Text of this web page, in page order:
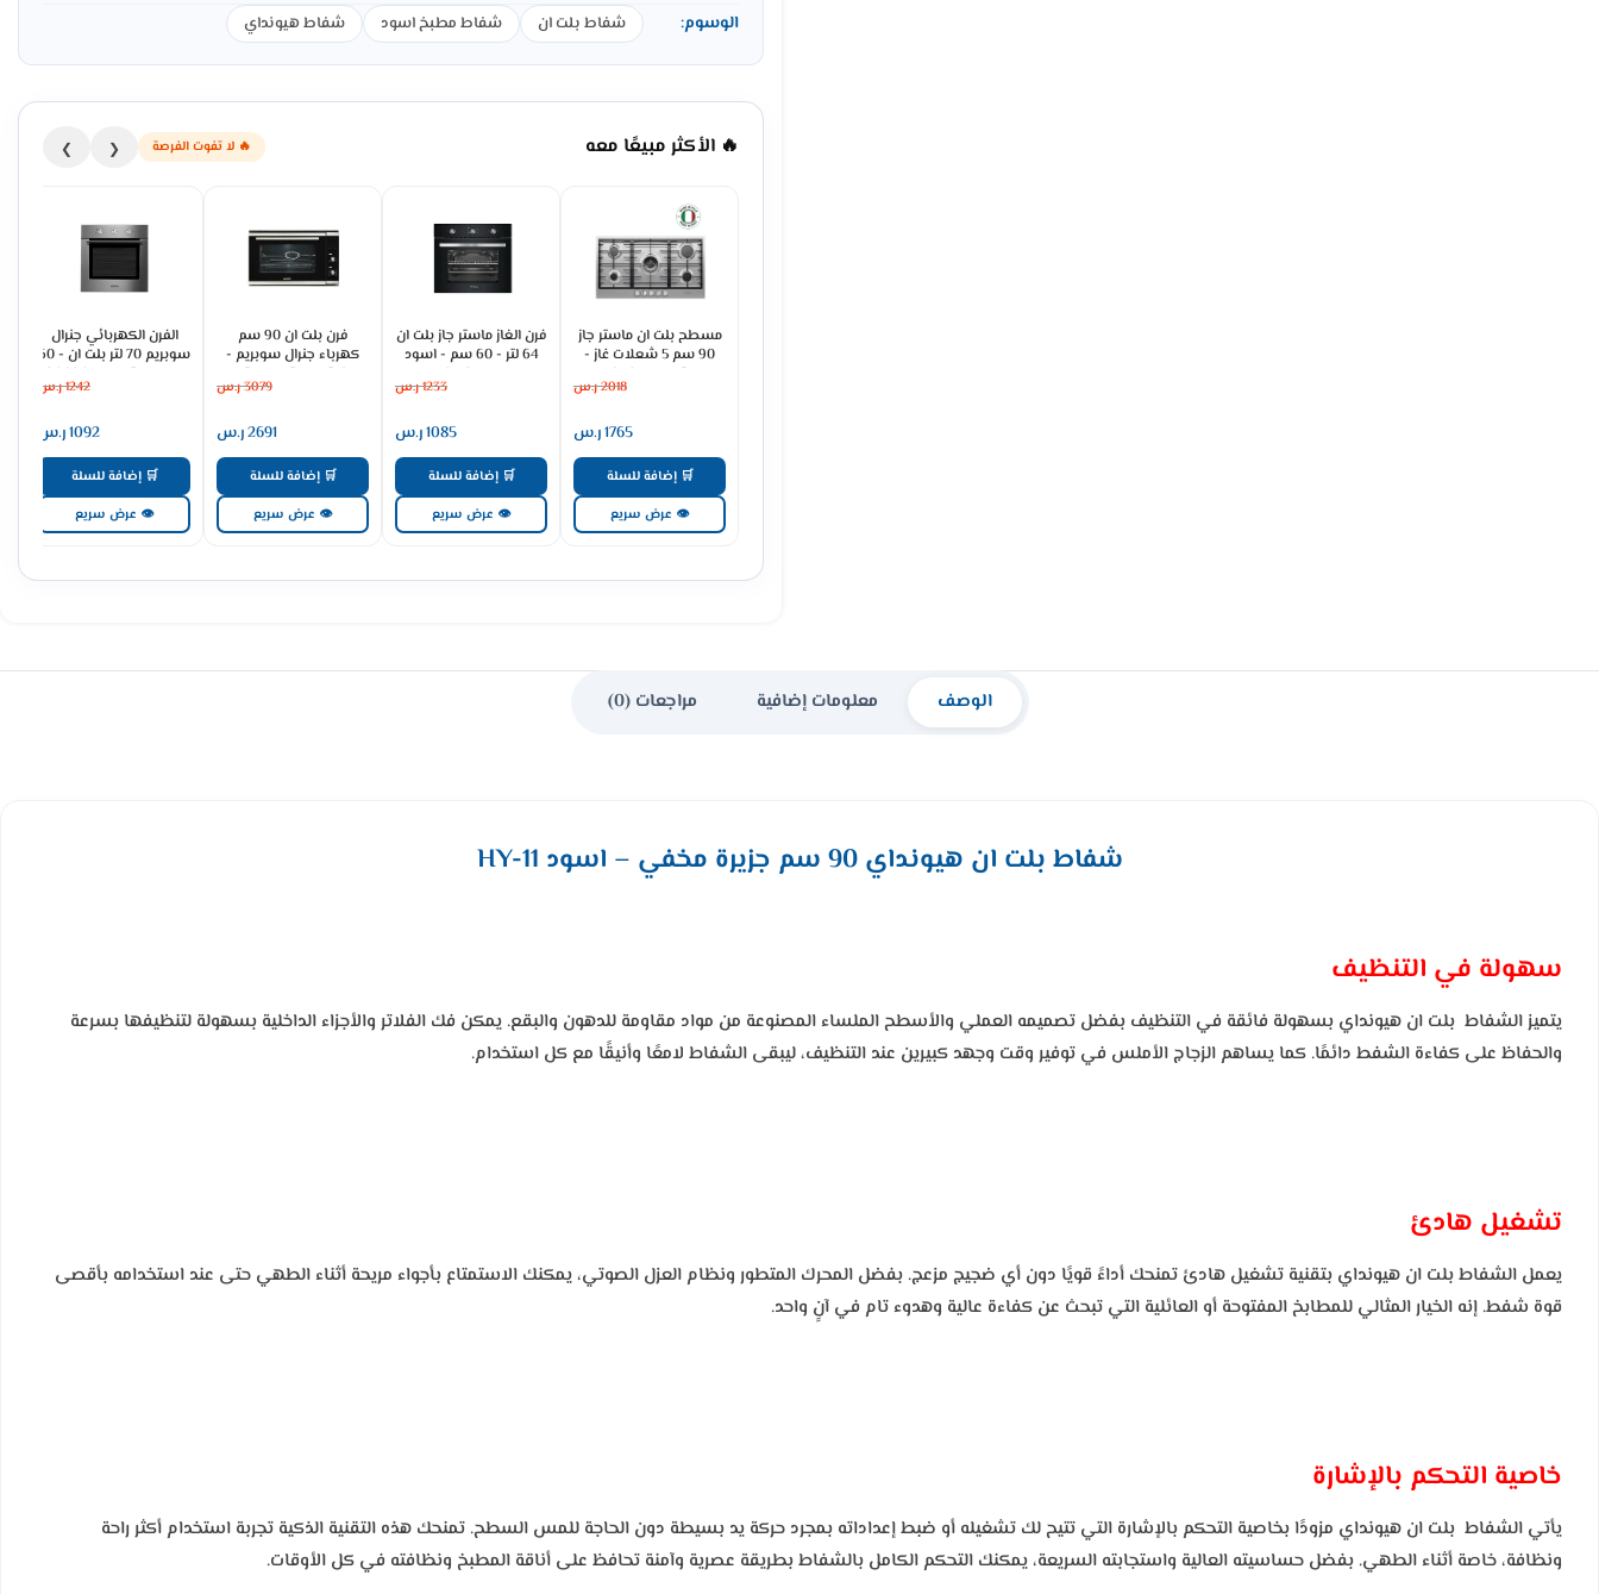
الوسوم: شفاط بلت ان شفاط مطبخ اسود شفاط هيونداي
🔥 الأكثر مبيعًا معه 🔥 لا تفوت الفرصة ❮
❯
مسطح بلت ان ماستر جاز
90 سم 5 شعلات غاز -
ستيل H95GLFX
2018ر.س
1765ر.س
🛒 إضافة للسلة
👁 عرض سريع
فرن الغاز ماستر جاز بلت ان
64 لتر - 60 سم - اسود
MGBGF-HIB
1233ر.س
1085ر.س
🛒 إضافة للسلة
👁 عرض سريع
فرن بلت ان 90 سم
كهرباء جنرال سوبريم -
93 لتر ديجيتال - ستيل
GS90OEX
3079ر.س
2691ر.س
🛒 إضافة للسلة
👁 عرض سريع
الفرن الكهربائي جنرال
سوبريم 70 لتر بلت ان - 60
سم - ستيل GS60OMX
1242ر.س
1092ر.س
🛒 إضافة للسلة
👁 عرض سريع
الوصف معلومات إضافية مراجعات (0)
شفاط بلت ان هيونداي 90 سم جزيرة مخفي – اسود HY-11
سهولة في التنظيف
يتميز الشفاط بلت ان هيونداي بسهولة فائقة في التنظيف بفضل تصميمه العملي والأسطح الملساء المصنوعة من مواد مقاومة للدهون والبقع. يمكن فك الفلاتر والأجزاء الداخلية بسهولة لتنظيفها بسرعة
والحفاظ على كفاءة الشفط دائمًا. كما يساهم الزجاج الأملس في توفير وقت وجهد كبيرين عند التنظيف، ليبقى الشفاط لامعًا وأنيقًا مع كل استخدام.
تشغيل هادئ
يعمل الشفاط بلت ان هيونداي بتقنية تشغيل هادئ تمنحك أداءً قويًا دون أي ضجيج مزعج. بفضل المحرك المتطور ونظام العزل الصوتي، يمكنك الاستمتاع بأجواء مريحة أثناء الطهي حتى عند استخدامه بأقصى
قوة شفط. إنه الخيار المثالي للمطابخ المفتوحة أو العائلية التي تبحث عن كفاءة عالية وهدوء تام في آنٍ واحد.
خاصية التحكم بالإشارة
يأتي الشفاط بلت ان هيونداي مزودًا بخاصية التحكم بالإشارة التي تتيح لك تشغيله أو ضبط إعداداته بمجرد حركة يد بسيطة دون الحاجة للمس السطح. تمنحك هذه التقنية الذكية تجربة استخدام أكثر راحة
ونظافة، خاصة أثناء الطهي. بفضل حساسيته العالية واستجابته السريعة، يمكنك التحكم الكامل بالشفاط بطريقة عصرية وآمنة تحافظ على أناقة المطبخ ونظافته في كل الأوقات.